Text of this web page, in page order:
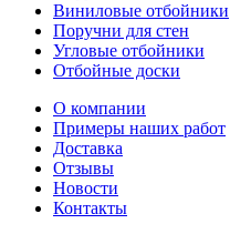
Виниловые отбойники
Поручни для стен
Угловые отбойники
Отбойные доски
О компании
Примеры наших работ
Доставка
Отзывы
Новости
Контакты